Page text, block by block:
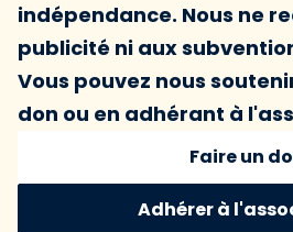
indépendance. Nous ne
publicité ni aux
Vous pouvez nous
don ou en adhérant à
Faire un
Adhérer à